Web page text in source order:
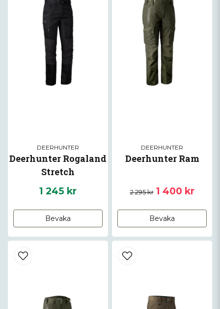
DEERHUNTER
Deerhunter Rogaland
Stretch
1 245 kr
Bevaka
DEERHUNTER
Deerhunter Ram
2 295 kr 1 400 kr
Bevaka